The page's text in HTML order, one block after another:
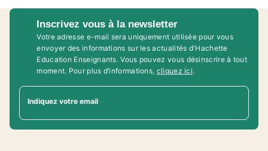
Inscrivez vous à la newsletter
Votre adresse e-mail sera uniquement utilisée pour vous
envoyer des informations sur les actualités d'Hachette
Education Enseignants. Vous pouvez vous désinscrire à tout
moment. Pour plus d’informations, cliquez ici.
Indiquez votre email